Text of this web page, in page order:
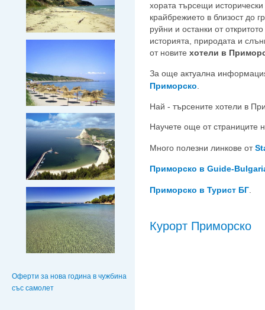
Оферти за нова година в чужбина
със самолет
хората търсещи
крайбрежието в близост до
руйни и останки от
историята, природата и
от новите хотели в
За още актуална
Приморско
Най - търсените хотели в
Научете още от страниците
Много полезни линкове от
Приморско в Guide-
Приморско в Турист БГ
Курорт Приморско